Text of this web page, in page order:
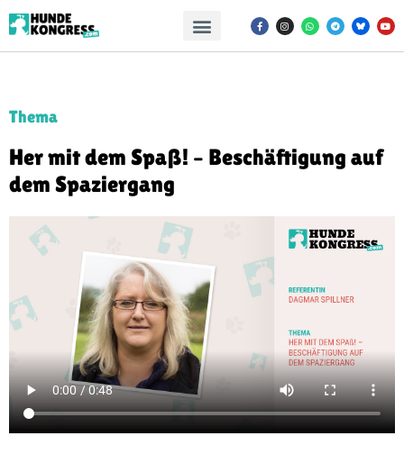
Thema
Her mit dem Spaß! – Beschäftigung auf
dem Spaziergang